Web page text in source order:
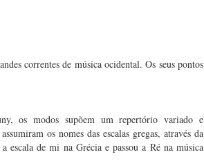
correntes de música ocidental. Os seus pontos
os modos supõem um repertório variado e
os nomes das escalas gregas, através da
de mi na Grécia e passou a Ré na música